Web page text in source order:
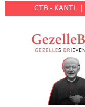
CTB - KANTL